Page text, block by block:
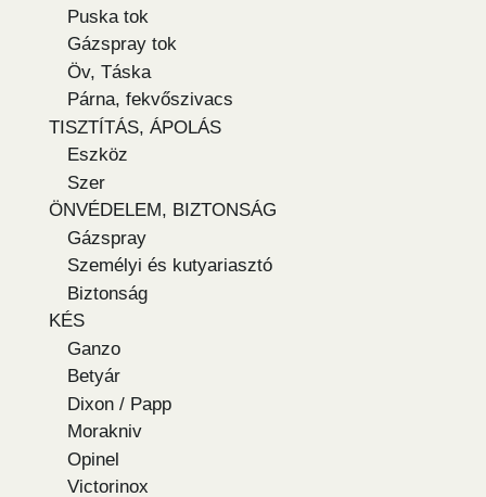
Puska tok
Gázspray tok
Öv, Táska
Párna, fekvőszivacs
TISZTÍTÁS, ÁPOLÁS
Eszköz
Szer
ÖNVÉDELEM, BIZTONSÁG
Gázspray
Személyi és kutyariasztó
Biztonság
KÉS
Ganzo
Betyár
Dixon / Papp
Morakniv
Opinel
Victorinox